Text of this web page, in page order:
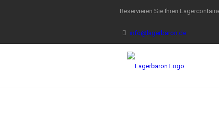
Reservieren Sie Ihren
info@lagerbaron.de